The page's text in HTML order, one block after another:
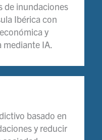
de inundaciones
Ibérica con
y
IA.
basado en
y reducir